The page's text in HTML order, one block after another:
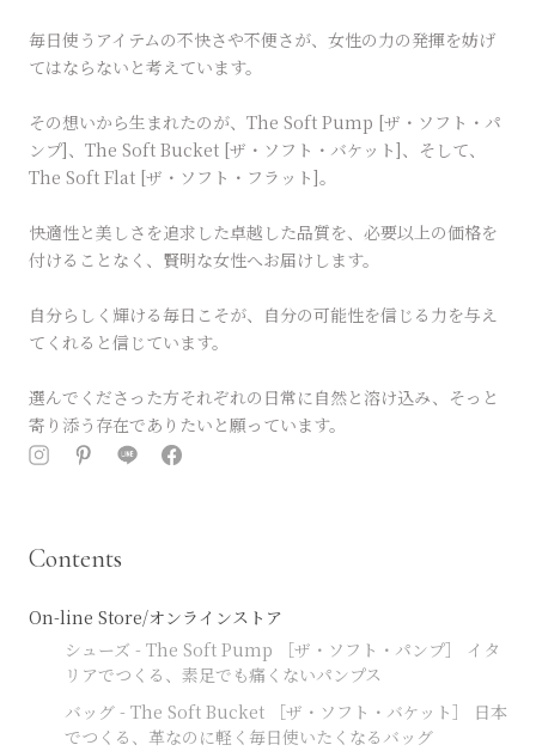
毎日使うアイテムの不快さや不便さが、女性の力の発揮を妨げ
てはならないと考えています。
その想いから生まれたのが、The Soft Pump [ザ・ソフト・パ
ンプ]、The Soft Bucket [ザ・ソフト・バケット]、そして、
The Soft Flat [ザ・ソフト・フラット]。
快適性と美しさを追求した卓越した品質を、必要以上の価格を
付けることなく、賢明な女性へお届けします。
自分らしく輝ける毎日こそが、自分の可能性を信じる力を与え
てくれると信じています。
選んでくださった方それぞれの日常に自然と溶け込み、そっと
寄り添う存在でありたいと願っています。
Contents
On-line Store/オンラインストア
シューズ - The Soft Pump ［ザ・ソフト・パンプ］ イタ
リアでつくる、素足でも痛くないパンプス
バッグ - The Soft Bucket ［ザ・ソフト・バケット］ 日本
でつくる、革なのに軽く毎日使いたくなるバッグ